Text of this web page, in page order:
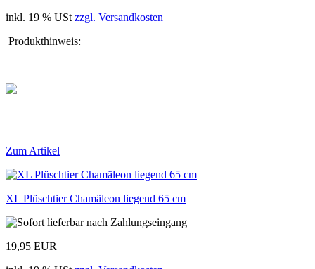
inkl. 19 % USt zzgl. Versandkosten
Produkthinweis:
Zum Artikel
XL Plüschtier Chamäleon liegend 65 cm
19,95 EUR